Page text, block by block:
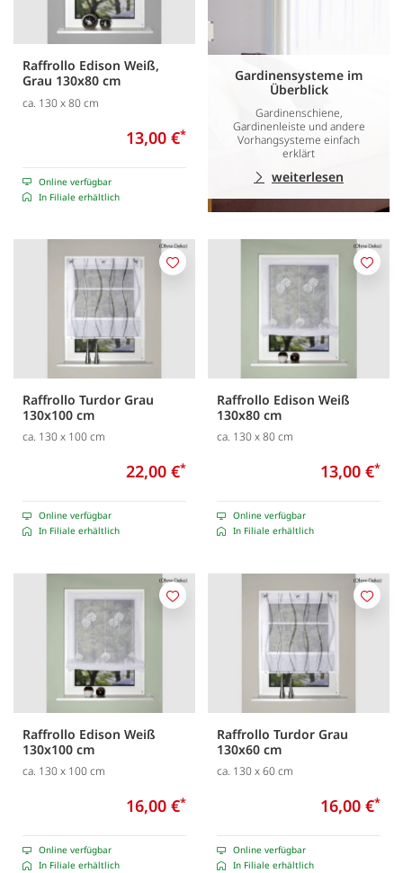
Raffrollo Edison Weiß,
Grau 130x80 cm
ca. 130 x 80 cm
13,00 €*
Online verfügbar
In Filiale erhältlich
Gardinensysteme im
Überblick
Gardinenschiene,
Gardinenleiste und andere
Vorhangsysteme einfach
erklärt
weiterlesen
Raffrollo Turdor Grau
130x100 cm
ca. 130 x 100 cm
22,00 €*
Online verfügbar
In Filiale erhältlich
Merken
Raffrollo Edison Weiß
130x80 cm
ca. 130 x 80 cm
13,00 €*
Online verfügbar
In Filiale erhältlich
Raffrollo Edison Weiß
130x100 cm
ca. 130 x 100 cm
16,00 €*
Online verfügbar
In Filiale erhältlich
Merken
Raffrollo Turdor Grau
130x60 cm
ca. 130 x 60 cm
16,00 €*
Online verfügbar
In Filiale erhältlich